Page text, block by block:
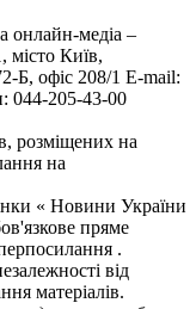
онлайн-медіа –
місто Київ,
офіс 208/1 E-mail:
044-205-43-00
розміщених на
на
« Новини України
пряме
.
від
матеріалів.